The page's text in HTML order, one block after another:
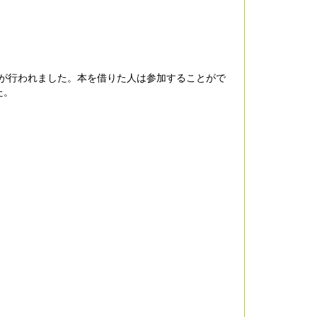
われました。本を借りた人は参加することがで